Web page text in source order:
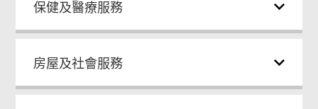
保健及醫療服務
房屋及社會服務